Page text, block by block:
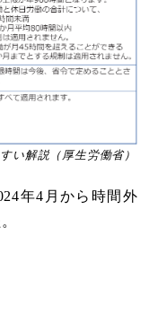
い解説（厚生労働省）
年4月から時間外